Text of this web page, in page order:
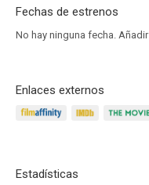
Fechas de estrenos
No hay ninguna fecha. Añadir
Enlaces externos
Estadísticas